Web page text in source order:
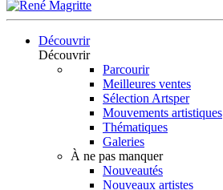
Découvrir
Découvrir
Parcourir
Meilleures ventes
Sélection Artsper
Mouvements artistiques
Thématiques
Galeries
À ne pas manquer
Nouveautés
Nouveaux artistes